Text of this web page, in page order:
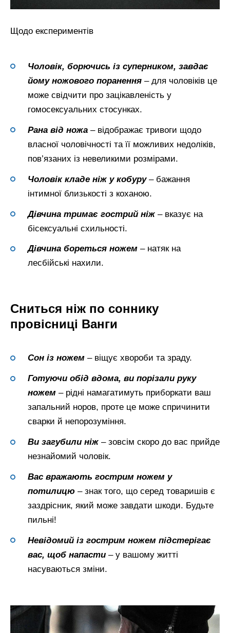
Щодо експериментів
Чоловік, борючись із суперником, завдає
йому ножового поранення – для чоловіків це
може свідчити про зацікавленість у
гомосексуальних стосунках.
Рана від ножа – відображає тривоги щодо
власної чоловічності та її можливих недоліків,
пов’язаних із невеликими розмірами.
Чоловік кладе ніж у кобуру– бажання
інтимної близькості з коханою.
Дівчина тримає гострий ніж – вказує на
бісексуальні схильності.
Дівчина бореться ножем – натяк на
лесбійські нахили.
Сниться ніж по соннику
провісниці Ванги
Сон із ножем – віщує хвороби та зраду.
Готуючи обід вдома, ви порізали руку
ножем – рідні намагатимуть приборкати ваш
запальний норов, проте це може спричинити
сварки й непорозуміння.
Ви загубили ніж – зовсім скоро до вас прийде
незнайомий чоловік.
Вас вражають гострим ножем у
потилицю – знак того, що серед товаришів є
заздрісник, який може завдати шкоди. Будьте
пильні!
Невідомий із гострим ножем підстерігає
вас, щоб напасти – у вашому житті
насуваються зміни.